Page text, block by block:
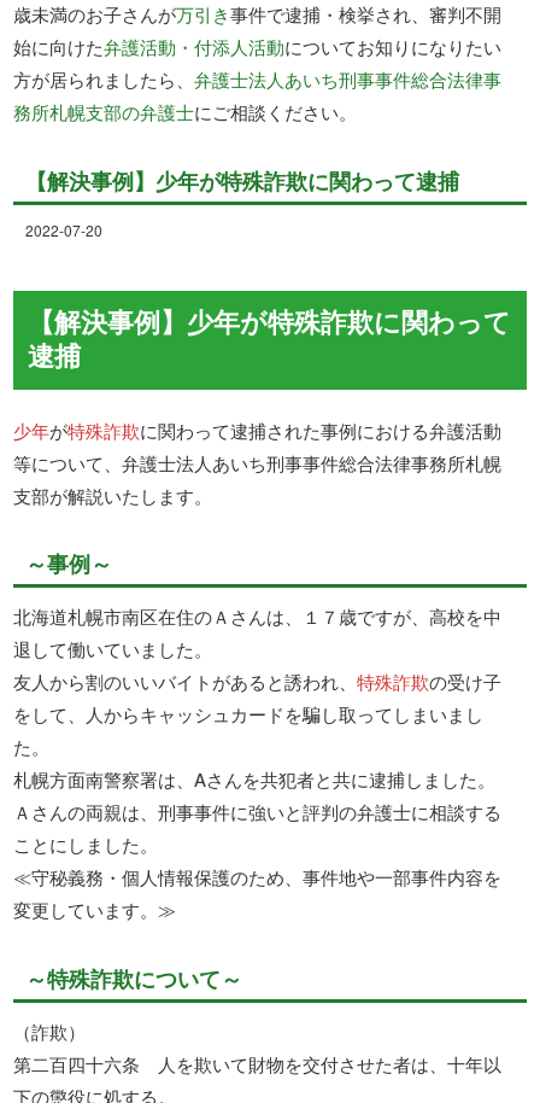
歳未満のお子さんが万引き事件で逮捕・検挙され、審判不開
始に向けた弁護活動・付添人活動についてお知りになりたい
方が居られましたら、弁護士法人あいち刑事事件総合法律事
務所札幌支部の弁護士にご相談ください。
【解決事例】少年が特殊詐欺に関わって逮捕
2022-07-20
【解決事例】少年が特殊詐欺に関わって
逮捕
少年が特殊詐欺に関わって逮捕された事例における弁護活動
等について、弁護士法人あいち刑事事件総合法律事務所札幌
支部が解説いたします。
～事例～
北海道札幌市南区在住のＡさんは、１７歳ですが、高校を中
退して働いていました。
友人から割のいいバイトがあると誘われ、特殊詐欺の受け子
をして、人からキャッシュカードを騙し取ってしまいまし
た。
札幌方面南警察署は、Aさんを共犯者と共に逮捕しました。
Ａさんの両親は、刑事事件に強いと評判の弁護士に相談する
ことにしました。
≪守秘義務・個人情報保護のため、事件地や一部事件内容を
変更しています。≫
～特殊詐欺について～
（詐欺）
第二百四十六条 人を欺いて財物を交付させた者は、十年以
下の懲役に処する。